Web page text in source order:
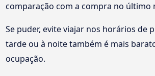
comparação com a compra no
Se puder, evite viajar nos horários de
tarde ou à noite também é mais
ocupação.